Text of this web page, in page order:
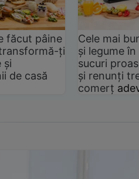
făcut pâine
ți
și
de casă
Cele mai
și legume
sucuri
și renunți
comerț